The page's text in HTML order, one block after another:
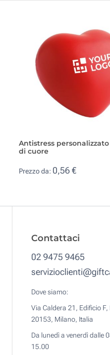
Antistress
di cuore
Prezzo da: 0,56 €
Contattaci
02 9475 9465
Dove siamo:
Via Caldera 21, Edificio
20153, Milano, Italia
Da lunedì a venerdì dalle
15.00